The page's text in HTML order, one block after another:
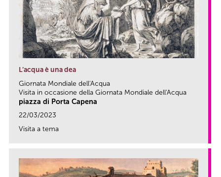
L’acqua è una dea
Giornata Mondiale dell'Acqua
Visita in occasione della Giornata Mondiale dell'Acqua
piazza di Porta Capena
22/03/2023
Visita a tema